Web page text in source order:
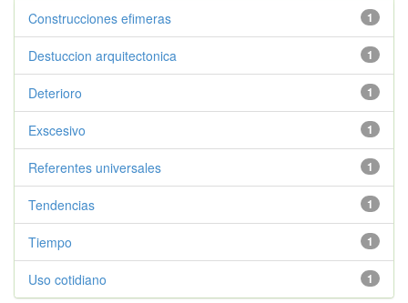
1
Construcciones efimeras
1
Destuccion arquitectonica
1
Deterioro
1
Exscesivo
1
Referentes universales
1
Tendencias
1
Tiempo
1
Uso cotidiano